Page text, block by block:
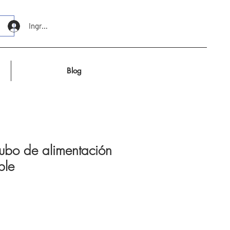
Ingresar
Blog
de alimentación